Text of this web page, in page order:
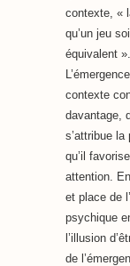
contexte, «
qu’un jeu
équivalent ».
contexte
davantage,
s’attribue la
qu’il
attention.
et place de
psychique
l’illusion
de